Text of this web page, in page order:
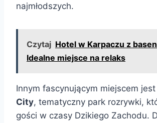
najmłodszych.
Czytaj Hotel w Karpaczu z
Idealne miejsce na relaks
Innym fascynującym miejscem jest
City, tematyczny park rozrywki,
gości w czasy Dzikiego Zachodu.